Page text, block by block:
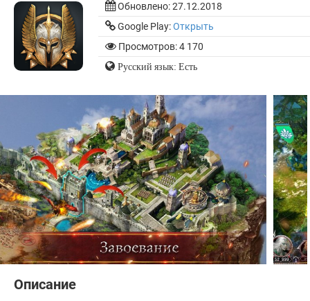
Обновлено:27.12.2018
Google Play:Открыть
Просмотров: 4 170
Русский язык: Есть
Описание